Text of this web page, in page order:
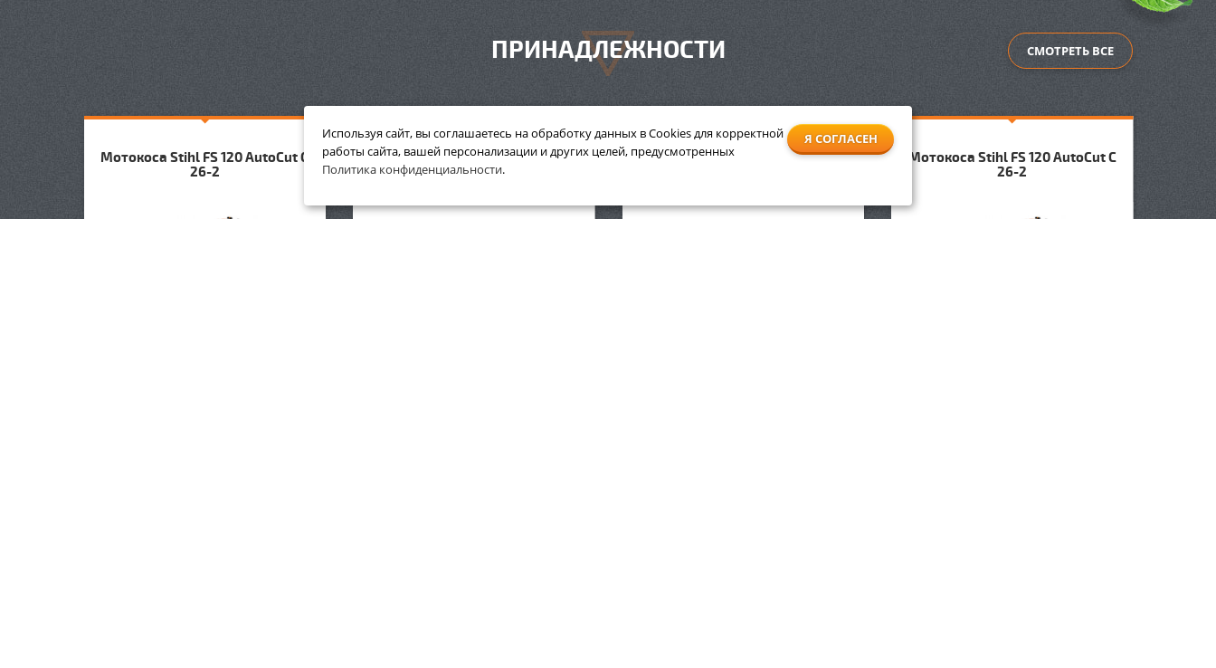
ПРИНАДЛЕЖНОСТИ СМОТРЕТЬ ВСЕ
Мотокоса Stihl FS 120 AutoCut C
26-2
Мотокоса Stihl FS 55
Бензопила Stihl MS 201 C-M
Мотокоса Stihl FS 120 AutoCut C
26-2
Используя сайт, вы соглашаетесь на обработку данных в Cookies для корректной
работы сайта, вашей персонализации и других целей, предусмотренных
Политика конфиденциальности.
Я СОГЛАСЕН